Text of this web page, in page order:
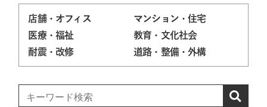
店舗・オフィス
マンション・住宅
医療・福祉
教育・文化社会
耐震・改修
道路・整備・外構